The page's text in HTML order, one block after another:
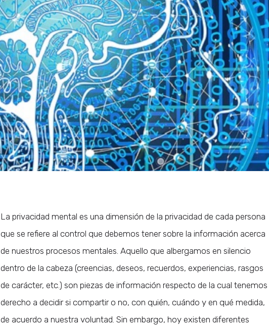
La privacidad mental es una dimensión de la privacidad de cada persona
que se refiere al control que debemos tener sobre la información acerca
de nuestros procesos mentales. Aquello que albergamos en silencio
dentro de la cabeza (creencias, deseos, recuerdos, experiencias, rasgos
de carácter, etc.) son piezas de información respecto de la cual tenemos
derecho a decidir si compartir o no, con quién, cuándo y en qué medida,
de acuerdo a nuestra voluntad. Sin embargo, hoy existen diferentes